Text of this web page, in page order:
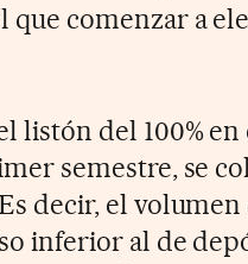
que comenzar a
listón del 100%
semestre, se
decir, el
inferior al de